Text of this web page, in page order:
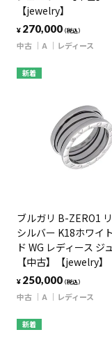
【jewelry】
¥ 270,000（税込）
中古 A レディース
新着
ブルガリ B-ZERO1
シルバー K18ホワイ
ド WG レディース ジ
【中古】【jewelry】
¥ 250,000（税込）
中古 A レディース
新着